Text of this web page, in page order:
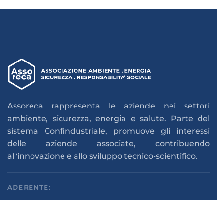
Assoreca rappresenta le aziende nei settori
ambiente, sicurezza, energia e salute. Parte del
sistema Confindustriale, promuove gli interessi
delle aziende associate, contribuendo
all'innovazione e allo sviluppo tecnico-scientifico.
ADERENTE: